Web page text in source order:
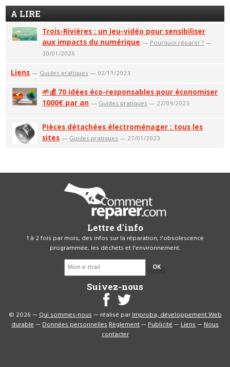
A LIRE
Trois-Rivières : un jeu-vidéo pour sensibiliser
aux impacts du numérique — Pourquoi réparer ? —
30/01/2026
Liens — Guides pratiques — 02/11/2023
🌱💰 70 idées éco-responsables pour économiser
1000€ par an — Guides pratiques — 22/09/2023
Pièces détachées électroménager : tous les
sites — Guides pratiques — 27/01/2023
Lettre d'info
1 à 2 fois par mois, des infos sur la réparation, l'obsolescence
programmée, les déchets et l'environnement.
OK
Suivez-nous
© 2026 —Qui sommes-nous— réalisé parImproba, développement Web
durable—Données personnellesRèglement—Publicité—Liens—Nous
contacter